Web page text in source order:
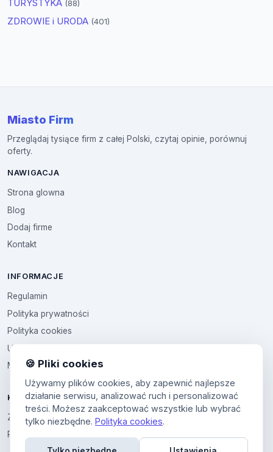
TURYSTYKA (88)
ZDROWIE i URODA (401)
Miasto Firm
Przeglądaj tysiące firm z całej Polski, czytaj opinie, porównuj
oferty.
NAWIGACJA
Strona glowna
Blog
Dodaj firme
Kontakt
INFORMACJE
Regulamin
Polityka prywatności
Polityka cookies
Ustawienia cookies
Multikod
KONTO
Zaloguj sie
Panel uzytkownika
🍪 Pliki cookies
Używamy plików cookies, aby zapewnić najlepsze
działanie serwisu, analizować ruch i personalizować
treści. Możesz zaakceptować wszystkie lub wybrać
tylko niezbędne. Polityka cookies.